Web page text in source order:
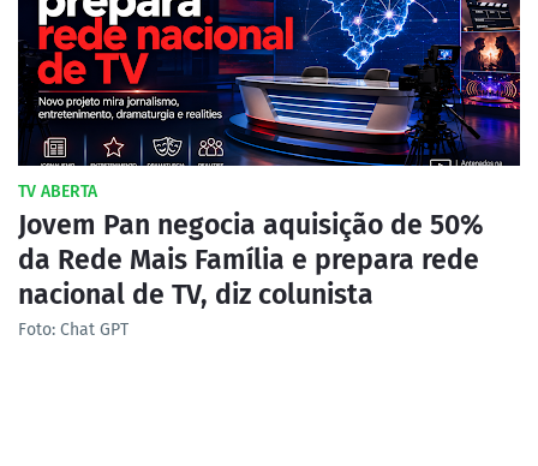
TV ABERTA
Jovem Pan negocia aquisição de 50%
da Rede Mais Família e prepara rede
nacional de TV, diz colunista
Foto: Chat GPT